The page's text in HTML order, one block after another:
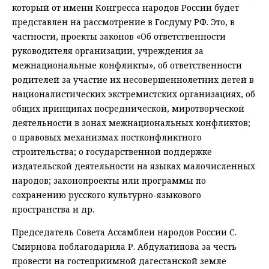
который от имени Конгресса народов России будет
представлен на рассмотрение в Госдуму РФ. Это, в
частности, проекты законов «Об ответственности
руководителя организации, учреждения за
межнациональные конфликты», об ответственности
родителей за участие их несовершеннолетних детей в
националистических экстремистских организациях, об
общих принципах посреднической, миротворческой
деятельности в зонах межнациональных конфликтов;
о правовых механизмах постконфликтного
строительства; о государственной поддержке
издательской деятельности на языках малочисленных
народов; законопроекты или программы по
сохранению русского культурно-языкового
пространства и др.
Председатель Совета Ассамблеи народов России С.
Смирнова поблагодарила Р. Абдулатипова за честь
провести на гостеприимной дагестанской земле